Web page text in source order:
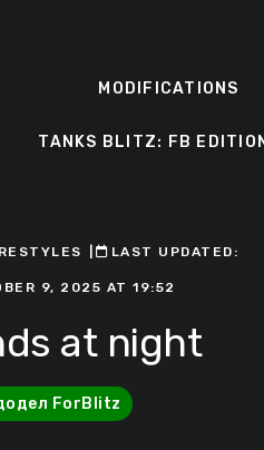
MODIFICATIONS
TANKS BLITZ: FB
ㅤLAST UPDATED:
9, 2025 AT 19:52
at night
ForBlitz